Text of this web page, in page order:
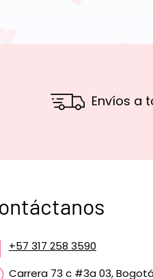
Envíos a
+57 317 258 3590
Carrera 73 c #3a 03,